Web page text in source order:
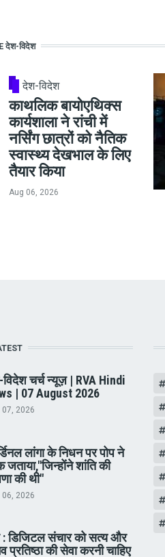
देश-विदेश
देश-विदेश
काथलिक बायोएथिक्स
कार्यशाला ने रांची में
नर्सिंग छात्रों को नैतिक
स्वास्थ्य देखभाल के लिए
तैयार किया
Aug 06, 2026
चर्च न्यूज़ | RVA Hindi
| 07 August 2026
07, 2026
लांगा के निधन पर पोप ने
जताया,"जिन्होंने शांति की
की थी"
06, 2026
: डिजिटल संचार को सत्य और
प्रतिष्ठा की सेवा करनी चाहिए